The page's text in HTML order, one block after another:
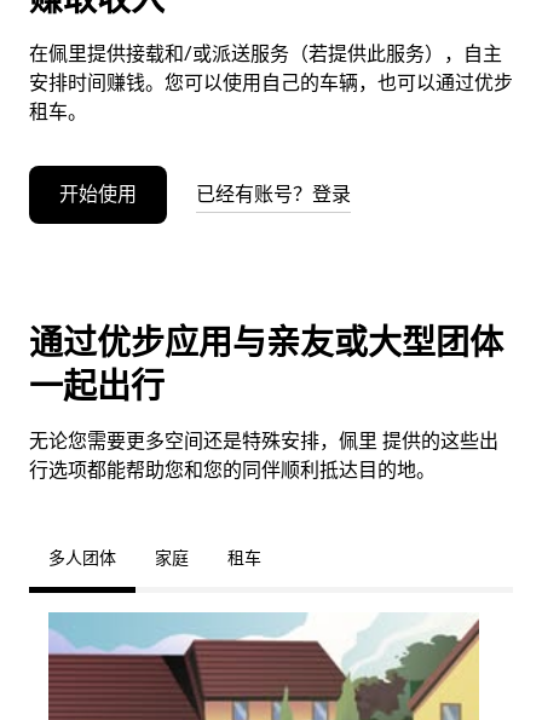
在佩里提供接载和/或派送服务（若提供此服务），自主
安排时间赚钱。您可以使用自己的车辆，也可以通过优步
租车。
开始使用 已经有账号？登录
通过优步应用与亲友或大型团体
一起出行
无论您需要更多空间还是特殊安排，佩里 提供的这些出
行选项都能帮助您和您的同伴顺利抵达目的地。
多人团体 家庭 租车